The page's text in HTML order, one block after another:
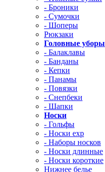
- Броники
- Сумочки
- Шоперы
Рюкзаки
Головные уборы
- Балаклавы
- Банданы
- Кепки
- Панамы
- Повязки
- Снепбеки
- Шапки
Носки
- Гольфы
- Носки exp
- Наборы носков
- Носки длинные
- Носки короткие
Нижнее белье